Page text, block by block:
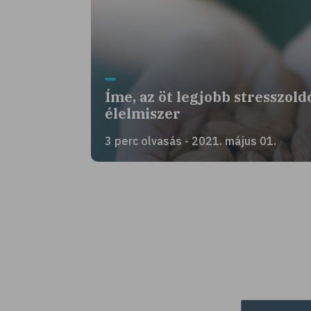
Íme, az öt legjobb
élelmiszer
3 perc olvasás - 2021. május 01.